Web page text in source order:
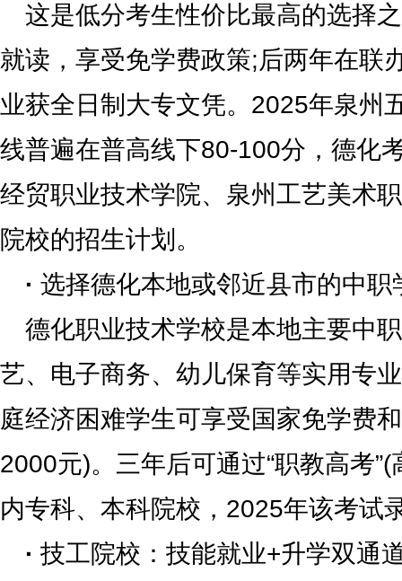
这是低分考生性价比最高的选择
就读，享受免学费政策;后两年在联
业获全日制大专文凭。2025年泉州
线普遍在普高线下80-100分，德化
经贸职业技术学院、泉州工艺美术
院校的招生计划。
· 选择德化本地或邻近县市的中职
德化职业技术学校是本地主要中
艺、电子商务、幼儿保育等实用专
庭经济困难学生可享受国家免学费
2000元)。三年后可通过“职教高考
内专科、本科院校，2025年该考试
· 技工院校：技能就业+升学双通